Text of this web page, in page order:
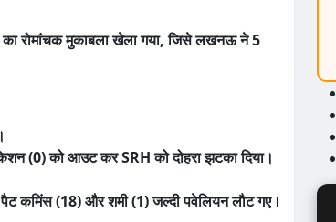
रोमांचक मुकाबला खेला गया, जिसे लखनऊ ने 5
(0) को आउट कर SRH को दोहरा झटका दिया।
कमिंस (18) और शमी (1) जल्दी पवेलियन लौट गए।